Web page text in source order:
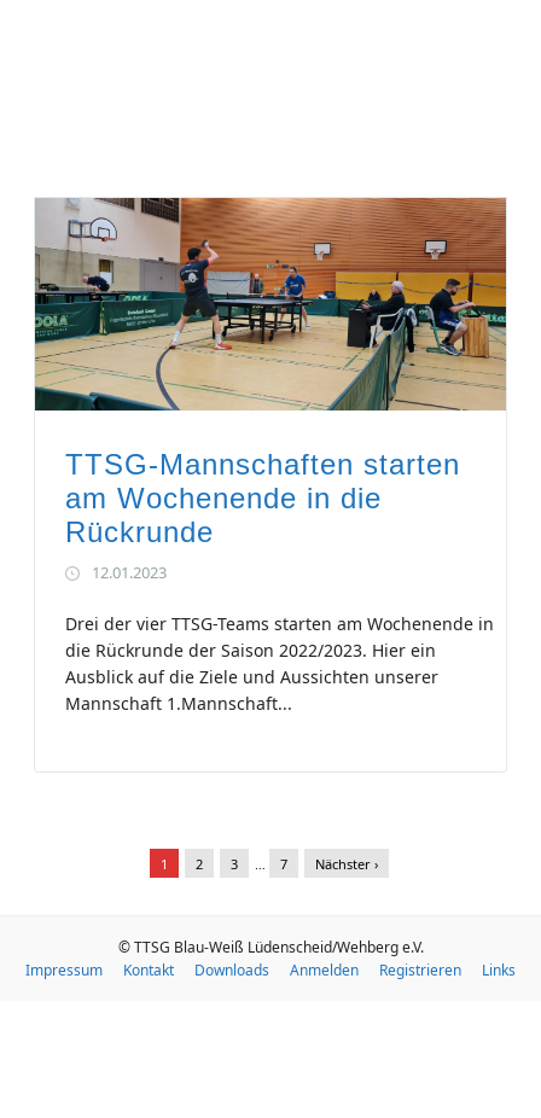
TTSG-Mannschaften starten
am Wochenende in die
Rückrunde
12.01.2023
Drei der vier TTSG-Teams starten am Wochenende in
die Rückrunde der Saison 2022/2023. Hier ein
Ausblick auf die Ziele und Aussichten unserer
Mannschaft 1.Mannschaft...
1 2 3 7 Nächster ›
© TTSG Blau-Weiß Lüdenscheid/Wehberg e.V.
Impressum
Kontakt Downloads Anmelden Registrieren Links